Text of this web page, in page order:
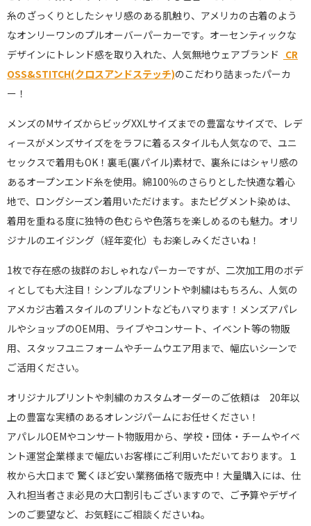
糸のざっくりとしたシャリ感のある肌触り、アメリカの古着のよう
なオンリーワンのプルオーバーパーカーです。オーセンティックな
デザインにトレンド感を取り入れた、人気無地ウェアブランド CR
OSS&STITCH(クロスアンドステッチ)のこだわり詰まったパーカ
ー！
メンズのMサイズからビッグXXLサイズまでの豊富なサイズで、レデ
ィースがメンズサイズををラフに着るスタイルも人気なので、ユニ
セックスで着用もOK！裏毛(裏パイル)素材で、裏糸にはシャリ感の
あるオープンエンド糸を使用。綿100％のさらりとした快適な着心
地で、ロングシーズン着用いただけます。またピグメント染めは、
着用を重ねる度に独特の色むらや色落ちを楽しめるのも魅力。オリ
ジナルのエイジング（経年変化）もお楽しみくださいね！
1枚で存在感の抜群のおしゃれなパーカーですが、二次加工用のボデ
ィとしても大注目！シンプルなプリントや刺繍はもちろん、人気の
アメカジ古着スタイルのプリントなどもハマります！メンズアパレ
ルやショップのOEM用、ライブやコンサート、イベント等の物販
用、スタッフユニフォームやチームウエア用まで、幅広いシーンで
ご活用ください。
オリジナルプリントや刺繍のカスタムオーダーのご依頼は 20年以
上の豊富な実績のあるオレンジパームにお任せください！
アパレルOEMやコンサート物販用から、学校・団体・チームやイベ
ント運営企業様まで幅広いお客様にご利用いただいております。１
枚から大口まで 驚くほど安い業務価格で販売中！大量購入には、仕
入れ担当者さま必見の大口割引もございますので、ご予算やデザイ
ンのご要望など、お気軽にご相談くださいね。